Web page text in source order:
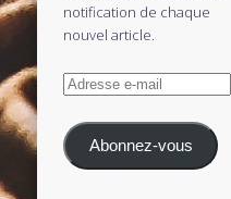
notification de chaque
nouvel article.
Adresse
mail
Abonnez-vous